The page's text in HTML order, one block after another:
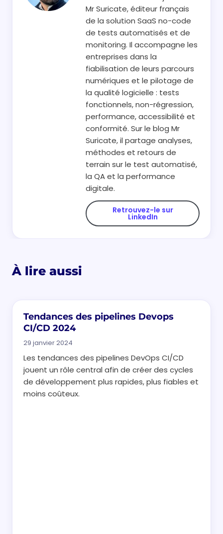
Mr Suricate, éditeur français
de la solution SaaS no-code
de tests automatisés et de
monitoring. Il accompagne les
entreprises dans la
fiabilisation de leurs parcours
numériques et le pilotage de
la qualité logicielle : tests
fonctionnels, non-régression,
performance, accessibilité et
conformité. Sur le blog Mr
Suricate, il partage analyses,
méthodes et retours de
terrain sur le test automatisé,
la QA et la performance
digitale.
Retrouvez-le sur
LinkedIn
À lire aussi
Tendances des pipelines Devops
CI/CD 2024
29 janvier 2024
Les tendances des pipelines DevOps CI/CD
jouent un rôle central afin de créer des cycles
de développement plus rapides, plus fiables et
moins coûteux.